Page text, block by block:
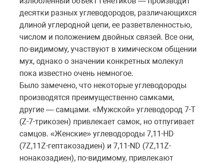
десятки разных углеводородов, различающихся
длиной углеродной цепи, ее разветвленностью,
числом и положением двойных связей. Все они,
по-видимому, участвуют в химическом общении
мух, однако о значении конкретных молекул
пока известно очень немногое.
Было замечено, что некоторые углеводороды
производятся преимущественно самками,
другие — самцами. «Мужской» углеводород 7-T
(Z-7-трикозен) привлекает самок, но отпугивает
самцов. «Женские» углеводороды 7,11-HD
(7Z,11Z-гептакозадиен) и 7,11-ND (7Z,11Z-
нонакозадиен), по-видимому, привлекают